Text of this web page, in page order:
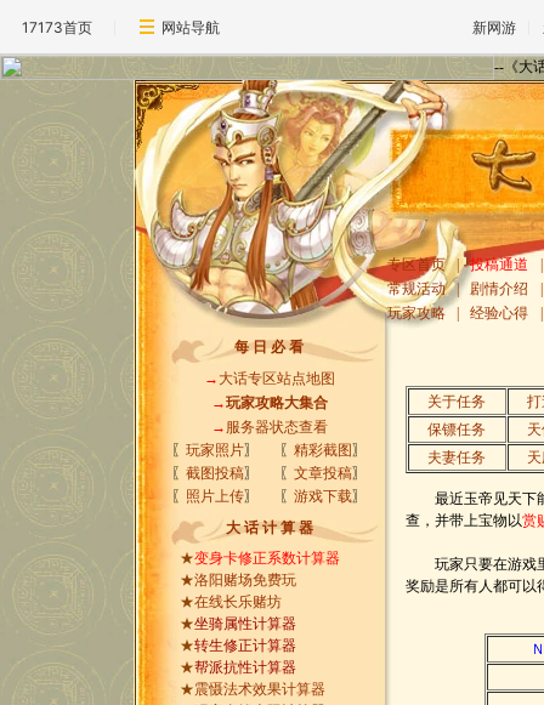
17173首页 网站导航 新网游
--《大
专区首页 投稿通道
常规活动
剧情介绍
玩家攻略
经验心得
每 日 必 看
→ 大话专区站点地图
→玩家攻略大集合
→ 服务器状态查看
〖玩家照片〗 〖精彩截图 〗
〖截图投稿〗 〖文章投稿〗
〖 照片上传〗 〖游戏下载〗
大 话 计 算 器
★变身卡修正系数计算器
★洛阳赌场免费玩
★在线长乐赌坊
★坐骑属性计算器
★转生修正计算器
★帮派抗性计算器
★震慑法术效果计算器
关于任务
保镖任务
夫妻任务
最近玉帝见天下能
查，并带上宝物以赏
玩家只要在游戏
奖励是所有人都可以